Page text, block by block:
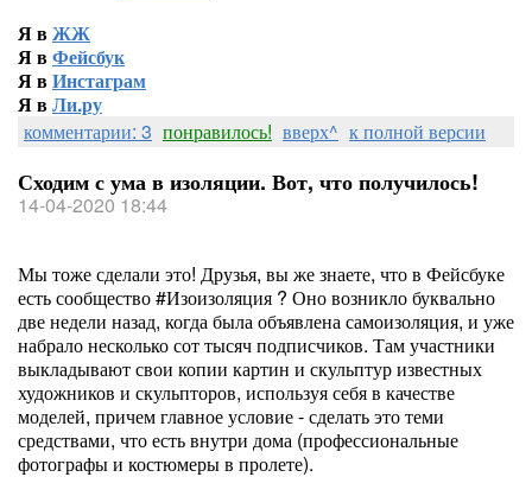
Я вЖЖ
Я вФейсбук
Я вИнстаграм
Я вЛи.ру
комментарии: 3 понравилось! вверх^ к полной версии
Сходим с ума в изоляции. Вот, что получилось!
14-04-2020 18:44
Мы тоже сделали это! Друзья, вы же знаете, что в Фейсбуке
есть сообщество #Изоизоляция ? Оно возникло буквально
две недели назад, когда была объявлена самоизоляция, и уже
набрало несколько сот тысяч подписчиков. Там участники
выкладывают свои копии картин и скульптур известных
художников и скульпторов, используя себя в качестве
моделей, причем главное условие - сделать это теми
средствами, что есть внутри дома (профессиональные
фотографы и костюмеры в пролете).